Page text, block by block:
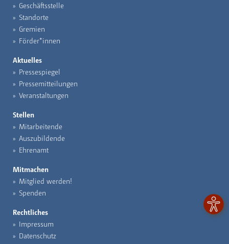
Geschäftsstelle
Standorte
Gremien
Förder*innen
Aktuelles
Pressespiegel
Pressemitteilungen
Veranstaltungen
Stellen
Mitarbeitende
Auszubildende
Ehrenamt
Mitmachen
Mitglied werden!
Spenden
Rechtliches
Impressum
Datenschutz